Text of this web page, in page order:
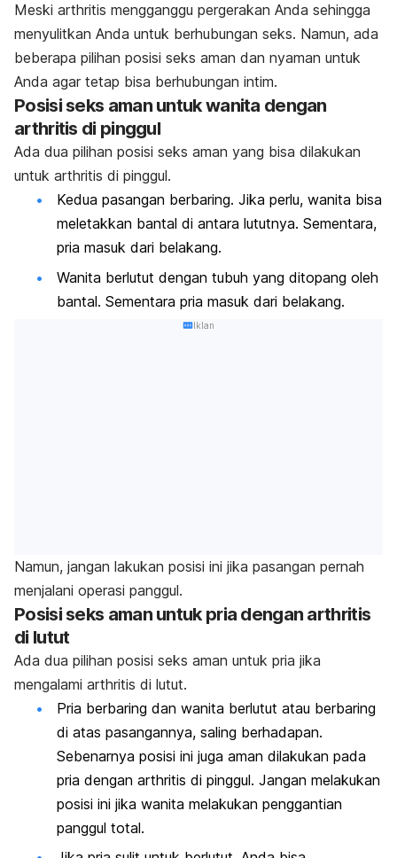
Meski arthritis mengganggu pergerakan Anda sehingga
menyulitkan Anda untuk berhubungan seks. Namun, ada
beberapa pilihan posisi seks aman dan nyaman untuk
Anda agar tetap bisa berhubungan intim.
Posisi seks aman untuk wanita dengan
arthritis di pinggul
Ada dua pilihan posisi seks aman yang bisa dilakukan
untuk arthritis di pinggul.
Kedua pasangan berbaring. Jika perlu, wanita bisa
meletakkan bantal di antara lututnya. Sementara,
pria masuk dari belakang.
Wanita berlutut dengan tubuh yang ditopang oleh
bantal. Sementara pria masuk dari belakang.
Iklan
Namun, jangan lakukan posisi ini jika pasangan pernah
menjalani operasi panggul.
Posisi seks aman untuk pria dengan arthritis
di lutut
Ada dua pilihan posisi seks aman untuk pria jika
mengalami arthritis di lutut.
Pria berbaring dan wanita berlutut atau berbaring
di atas pasangannya, saling berhadapan.
Sebenarnya posisi ini juga aman dilakukan pada
pria dengan arthritis di pinggul. Jangan melakukan
posisi ini jika wanita melakukan penggantian
panggul total.